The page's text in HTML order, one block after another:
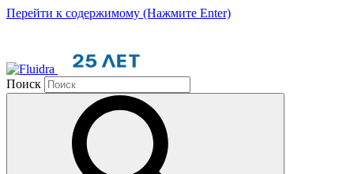
Перейти к содержимому (Нажмите Enter)
Поиск